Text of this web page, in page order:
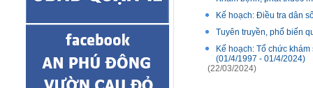
Kế hoạch: Điều tra dân
Tuyên truyền, phổ biến
Kế hoạch: Tổ chức
(01/4/1997 - 01/4/2024)
(22/03/2024)